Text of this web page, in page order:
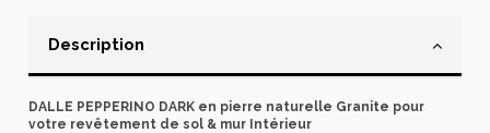
Description
DALLE PEPPERINO DARK en pierre naturelle Granite pour
votre revêtement de sol & mur Intérieur